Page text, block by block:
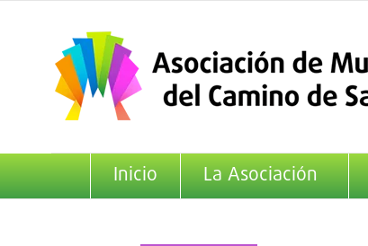
contenido
Inicio La Asociación